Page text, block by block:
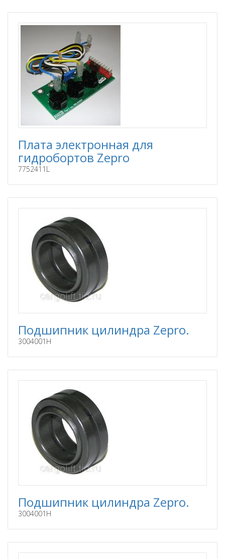
Плата электронная для
гидробортов Zepro
7752411L
Подшипник цилиндра Zepro.
3004001H
Подшипник цилиндра Zepro.
3004001H